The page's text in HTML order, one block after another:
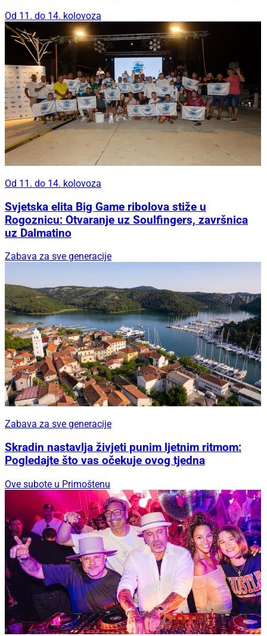
Od 11. do 14. kolovoza
Od 11. do 14. kolovoza
Svjetska elita Big Game ribolova stiže u
Rogoznicu: Otvaranje uz Soulfingers, završnica
uz Dalmatino
Zabava za sve generacije
Zabava za sve generacije
Skradin nastavlja živjeti punim ljetnim ritmom:
Pogledajte što vas očekuje ovog tjedna
Ove subote u Primoštenu